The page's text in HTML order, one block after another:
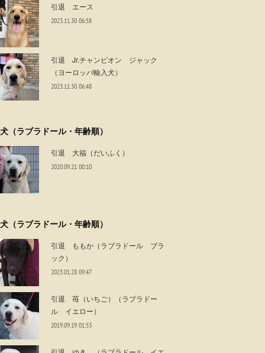
引退 エース
2023.11.30 06:58
引退 Jr.チャンピオン ジャック
（ヨーロッパ輸入犬）
2023.11.30 06:48
（ラブラドール・年齢順）
引退 大福（だいふく）
2020.09.21 00:10
（ラブラドール・年齢順）
引退 ももか（ラブラドール ブラ
ック）
2023.01.28 09:47
引退 苺（いちご）（ラブラドー
ル イエロー）
2019.09.19 01:53